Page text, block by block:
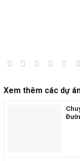
Xem thêm các dự